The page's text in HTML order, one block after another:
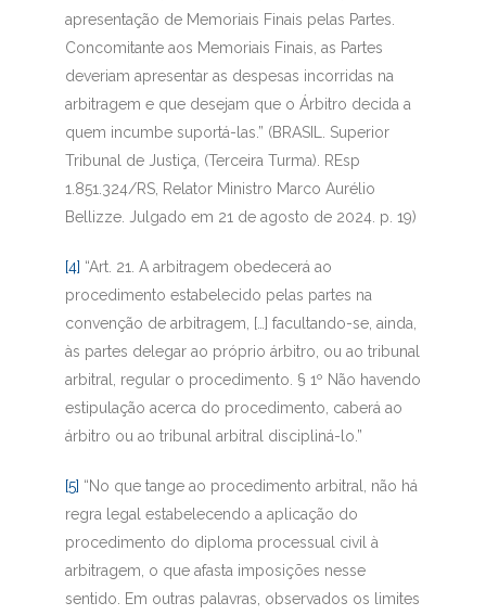
apresentação de Memoriais Finais pelas Partes.
Concomitante aos Memoriais Finais, as Partes
deveriam apresentar as despesas incorridas na
arbitragem e que desejam que o Árbitro decida a
quem incumbe suportá-las.” (BRASIL. Superior
Tribunal de Justiça, (Terceira Turma). REsp
1.851.324/RS, Relator Ministro Marco Aurélio
Bellizze. Julgado em 21 de agosto de 2024. p. 19)
[4] “Art. 21. A arbitragem obedecerá ao
procedimento estabelecido pelas partes na
convenção de arbitragem, […] facultando-se, ainda,
às partes delegar ao próprio árbitro, ou ao tribunal
arbitral, regular o procedimento. § 1º Não havendo
estipulação acerca do procedimento, caberá ao
árbitro ou ao tribunal arbitral discipliná-lo.”
[5] “No que tange ao procedimento arbitral, não há
regra legal estabelecendo a aplicação do
procedimento do diploma processual civil à
arbitragem, o que afasta imposições nesse
sentido. Em outras palavras, observados os limites